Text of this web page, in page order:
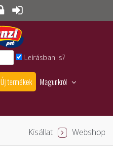
Leírásban is?
Új termékek
Magunkról
Webshop
Kisállat